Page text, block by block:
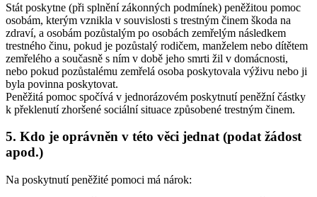
Stát poskytne (při splnění zákonných podmínek) peněžitou pomoc
osobám, kterým vznikla v souvislosti s trestným činem škoda na
zdraví, a osobám pozůstalým po osobách zemřelým následkem
trestného činu, pokud je pozůstalý rodičem, manželem nebo dítětem
zemřelého a současně s ním v době jeho smrti žil v domácnosti,
nebo pokud pozůstalému zemřelá osoba poskytovala výživu nebo ji
byla povinna poskytovat.
Peněžitá pomoc spočívá v jednorázovém poskytnutí peněžní částky
k překlenutí zhoršené sociální situace způsobené trestným činem.
5. Kdo je oprávněn v této věci jednat (podat žádost
apod.)
Na poskytnutí peněžité pomoci má nárok: